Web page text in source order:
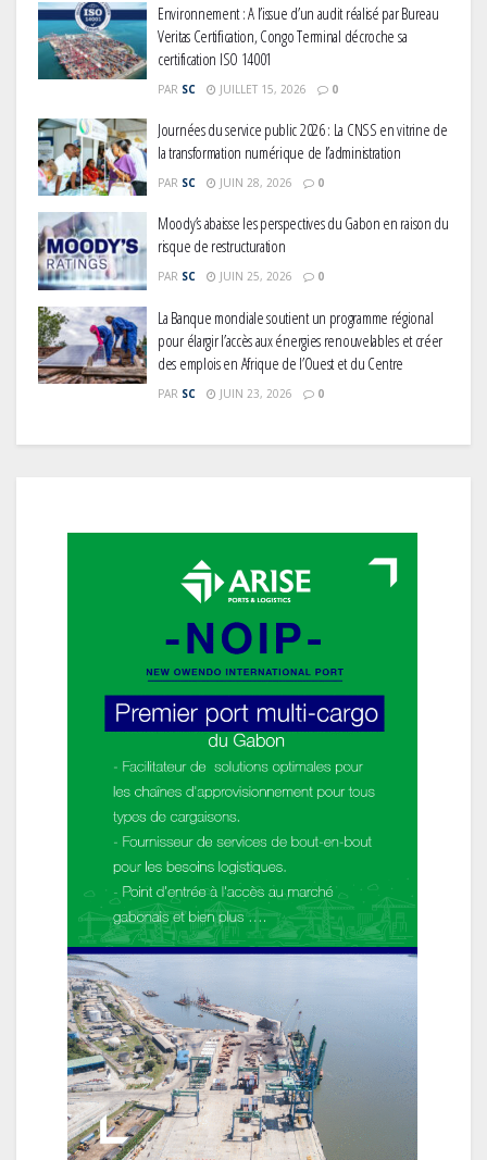
Environnement : A l’issue d’un audit réalisé par Bureau
Veritas Certification, Congo Terminal décroche sa
certification ISO 14001
PAR SC JUILLET 15, 2026 0
Journées du service public 2026 : La CNSS en vitrine de
la transformation numérique de l’administration
PAR SC JUIN 28, 2026 0
Moody’s abaisse les perspectives du Gabon en raison du
risque de restructuration
PAR SC JUIN 25, 2026 0
La Banque mondiale soutient un programme régional
pour élargir l’accès aux énergies renouvelables et créer
des emplois en Afrique de l’Ouest et du Centre
PAR SC JUIN 23, 2026 0